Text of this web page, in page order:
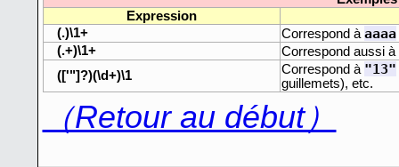
Expression
(.)\1+
Correspond à aaaa
(.+)\1+
Correspond aussi à
(['"]?)(\d+)\1 Correspond à "13"
guillemets), etc.
（Retour au début）